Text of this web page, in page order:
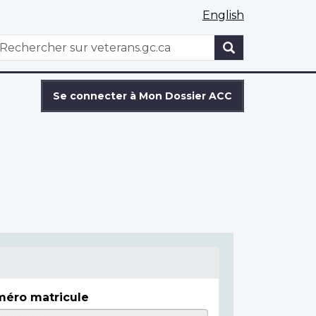
English
WxT
Se connecter à Mon Dossier ACC
matricule